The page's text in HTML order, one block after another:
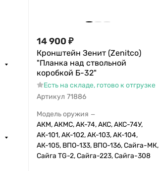
14 900 ₽
Кронштейн Зенит (Zenitco)
"Планка над ствольной
коробкой Б-32"
Есть на складе, готово к отгрузке
Артикул 71886
Модель оружия —
АКМ, АКМС, АК-74, АКС, АКС-74У,
АК-101, АК-102, АК-103, АК-104,
АК-105, ВПО-133, ВПО-136, Сайга-МК,
Сайга TG-2, Сайга-223, Сайга-308